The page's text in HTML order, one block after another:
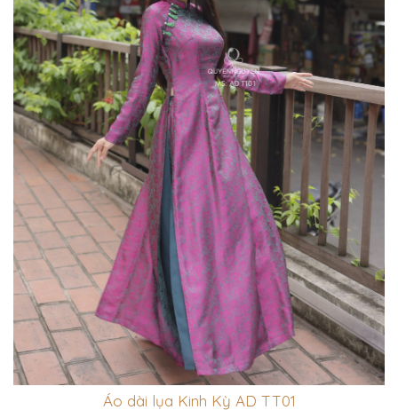
Áo dài lụa Kinh Kỳ AD TT01